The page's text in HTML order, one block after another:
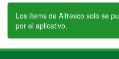
Los ítems de Alfresco solo se
por el aplicativo.